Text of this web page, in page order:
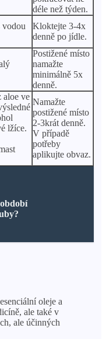
déle než týden.
vodou
Kloktejte 3-4x
denně po jídle.
Postižené místo
namažte
minimálně 5x
denně.
aloe ve
lžíce.
Namažte
postižené místo
2-3krát denně.
V případě
potřeby
aplikujte obvaz.
oleje a
ale také v
ale účinných